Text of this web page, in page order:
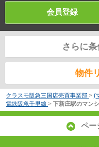
会員登録
さらに
物件
クラスモ阪急三国店売買事業部 > (
電鉄阪急千里線 > 下新庄駅のマン
ペー